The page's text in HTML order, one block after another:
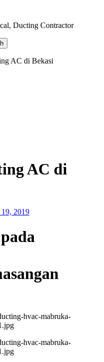
Ducting Contractor
AC di Bekasi
AC di
2019